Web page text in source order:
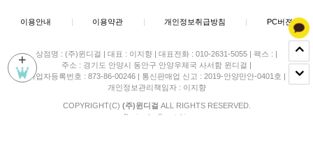
+
이용안내 | 이용약관 | 개인정보취급방침 | PC버젼
상점명 : (주)윈디걸 | 대표 : 이지향 | 대표전화 : 010-2631-5055 | 팩스 : |
주소 : 경기도 안양시 동안구 안양우체국 사서함 윈디걸 |
사업자등록번호 : 873-86-00246 | 통신판매업 신고 : 2019-안양만안-0401호 |
개인정보관리책임자 : 이지향
COPYRIGHT(C) (주)윈디걸 ALL RIGHTS RESERVED.